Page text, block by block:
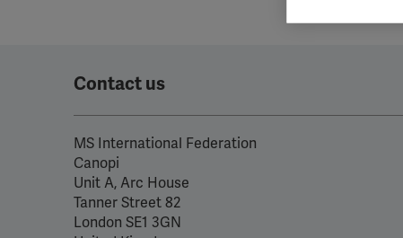
Contact us
MS International Federation
Canopi
Unit A, Arc House
82 Tanner Street
London SE1 3GN
relevant